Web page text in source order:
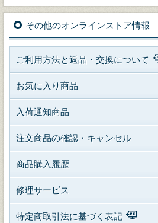
その他のオンラインストア情報
ご利用方法と返品・交換について
お気に入り商品
入荷通知商品
注文商品の確認・キャンセル
商品購入履歴
修理サービス
特定商取引法に基づく表記